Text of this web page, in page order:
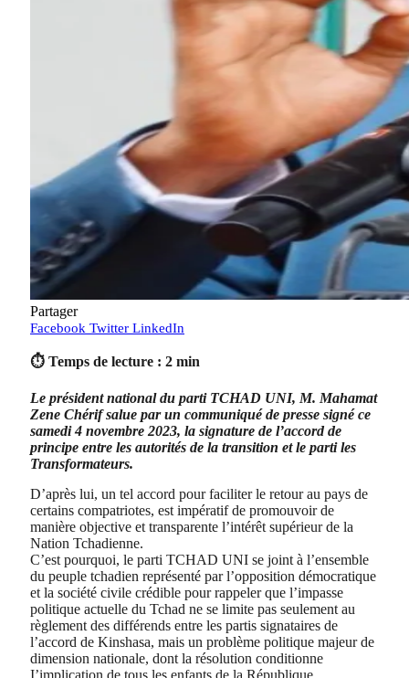
Partager
Facebook Twitter LinkedIn
⏱ Temps de lecture : 2 min
Le président national du parti TCHAD UNI, M. Mahamat
Zene Chérif salue par un communiqué de presse signé ce
samedi 4 novembre 2023, la signature de l’accord de
principe entre les autorités de la transition et le parti les
Transformateurs.
D’après lui, un tel accord pour faciliter le retour au pays de
certains compatriotes, est impératif de promouvoir de
manière objective et transparente l’intérêt supérieur de la
Nation Tchadienne.
C’est pourquoi, le parti TCHAD UNI se joint à l’ensemble
du peuple tchadien représenté par l’opposition démocratique
et la société civile crédible pour rappeler que l’impasse
politique actuelle du Tchad ne se limite pas seulement au
règlement des différends entre les partis signataires de
l’accord de Kinshasa, mais un problème politique majeur de
dimension nationale, dont la résolution conditionne